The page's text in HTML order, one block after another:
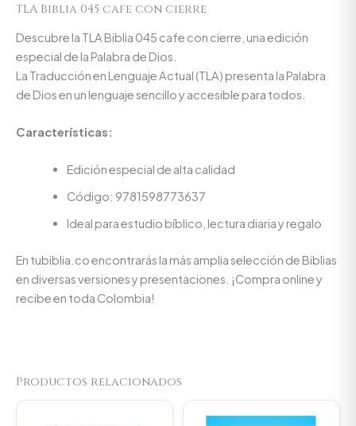
TLA Biblia 045 cafe con cierre
Descubre la TLA Biblia 045 cafe con cierre, una edición
especial de la Palabra de Dios.
La Traducción en Lenguaje Actual (TLA) presenta la Palabra
de Dios en un lenguaje sencillo y accesible para todos.
Características:
Edición especial de alta calidad
Código: 9781598773637
Ideal para estudio bíblico, lectura diaria y regalo
En tubiblia.co encontrarás la más amplia selección de Biblias
en diversas versiones y presentaciones. ¡Compra online y
recibe en toda Colombia!
Productos relacionados
Current